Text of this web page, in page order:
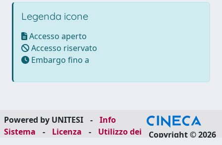
Legenda icone
Accesso aperto
Accesso riservato
Embargo fino a
Powered by UNITESI -
Info
Sistema
- Licenza -
Utilizzo dei
Copyright © 2026